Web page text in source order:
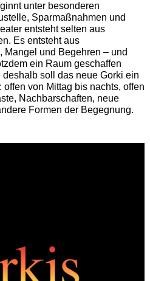
unter besonderen
Sparmaßnahmen und
entsteht selten aus
Es entsteht aus
Mangel und Begehren – und
ein Raum geschaffen
soll das neue Gorki ein
von Mittag bis nachts, offen
Nachbarschaften, neue
Formen der Begegnung.